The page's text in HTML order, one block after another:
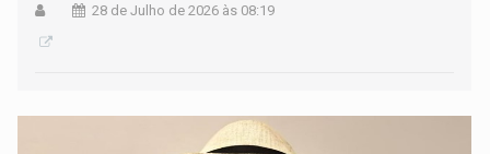
28 de Julho de 2026 às 08:19